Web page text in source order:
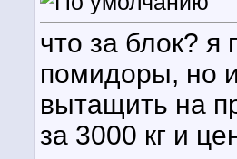
что за блок? я
помидоры, но
вытащить на
за 3000 кг и